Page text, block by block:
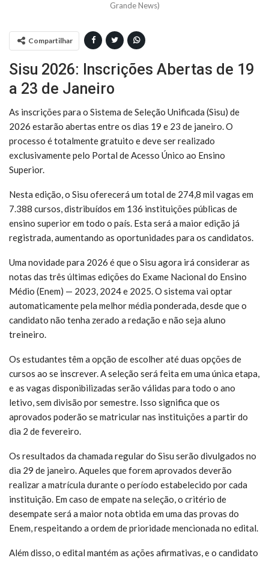
Grande News)
Compartilhar
Sisu 2026: Inscrições Abertas de 19
a 23 de Janeiro
As inscrições para o Sistema de Seleção Unificada (Sisu) de
2026 estarão abertas entre os dias 19 e 23 de janeiro. O
processo é totalmente gratuito e deve ser realizado
exclusivamente pelo Portal de Acesso Único ao Ensino
Superior.
Nesta edição, o Sisu oferecerá um total de 274,8 mil vagas em
7.388 cursos, distribuídos em 136 instituições públicas de
ensino superior em todo o país. Esta será a maior edição já
registrada, aumentando as oportunidades para os candidatos.
Uma novidade para 2026 é que o Sisu agora irá considerar as
notas das três últimas edições do Exame Nacional do Ensino
Médio (Enem) — 2023, 2024 e 2025. O sistema vai optar
automaticamente pela melhor média ponderada, desde que o
candidato não tenha zerado a redação e não seja aluno
treineiro.
Os estudantes têm a opção de escolher até duas opções de
cursos ao se inscrever. A seleção será feita em uma única etapa,
e as vagas disponibilizadas serão válidas para todo o ano
letivo, sem divisão por semestre. Isso significa que os
aprovados poderão se matricular nas instituições a partir do
dia 2 de fevereiro.
Os resultados da chamada regular do Sisu serão divulgados no
dia 29 de janeiro. Aqueles que forem aprovados deverão
realizar a matrícula durante o período estabelecido por cada
instituição. Em caso de empate na seleção, o critério de
desempate será a maior nota obtida em uma das provas do
Enem, respeitando a ordem de prioridade mencionada no edital.
Além disso, o edital mantém as ações afirmativas, e o candidato